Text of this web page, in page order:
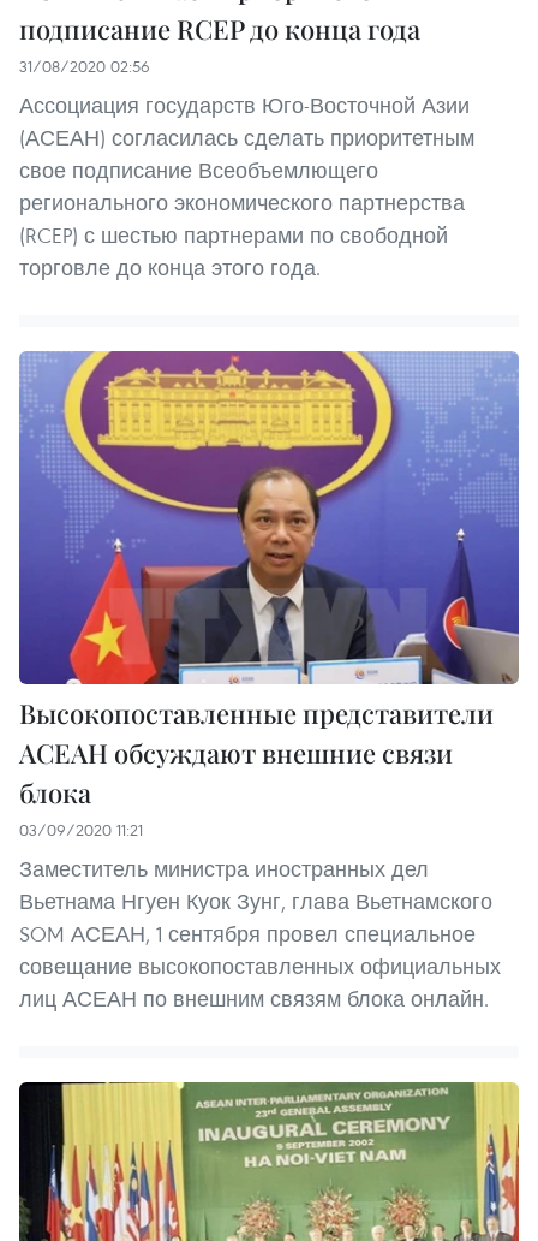
подписание RCEP до конца года
31/08/2020 02:56
Ассоциация государств Юго-Восточной Азии
(АСЕАН) согласилась сделать приоритетным
свое подписание Всеобъемлющего
регионального экономического партнерства
(RCEP) с шестью партнерами по свободной
торговле до конца этого года.
Высокопоставленные представители
АСЕАН обсуждают внешние связи
блока
03/09/2020 11:21
Заместитель министра иностранных дел
Вьетнама Нгуен Куок Зунг, глава Вьетнамского
SOM АСЕАН, 1 сентября провел специальное
совещание высокопоставленных официальных
лиц АСЕАН по внешним связям блока онлайн.